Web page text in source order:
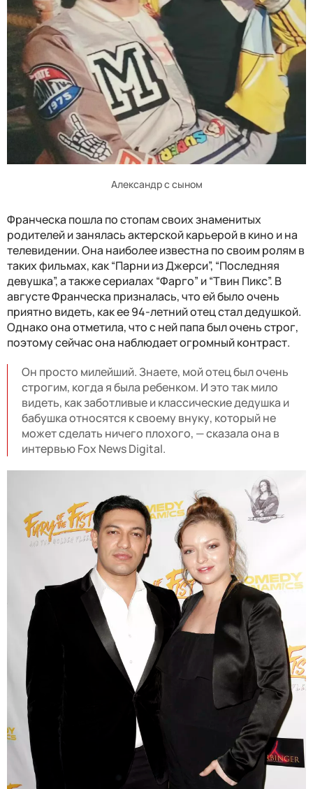
Александр с сыном
Франческа пошла по стопам своих знаменитых
родителей и занялась актерской карьерой в кино и на
телевидении. Она наиболее известна по своим ролям в
таких фильмах, как “Парни из Джерси”, “Последняя
девушка”, а также сериалах “Фарго” и “Твин Пикс”. В
августе Франческа призналась, что ей было очень
приятно видеть, как ее 94-летний отец стал дедушкой.
Однако она отметила, что с ней папа был очень строг,
поэтому сейчас она наблюдает огромный контраст.
Он просто милейший. Знаете, мой отец был очень
строгим, когда я была ребенком. И это так мило
видеть, как заботливые и классические дедушка и
бабушка относятся к своему внуку, который не
может сделать ничего плохого, — сказала она в
интервью Fox News Digital.